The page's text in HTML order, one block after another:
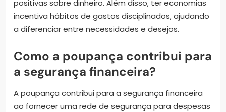
positivas sobre dinheiro. Além disso, ter economias
incentiva hábitos de gastos disciplinados, ajudando
a diferenciar entre necessidades e desejos.
Como a poupança contribui para
a segurança financeira?
A poupança contribui para a segurança financeira
ao fornecer uma rede de segurança para despesas